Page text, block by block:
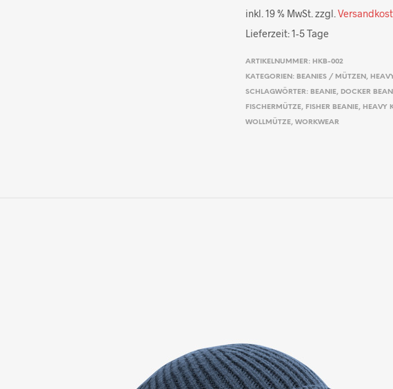
inkl. 19 % MwSt. zzgl.
Lieferzeit:1-5 Tage
ARTIKELNUMMER: HKB-002
KATEGORIEN: BEANIES / MÜTZEN ,
SCHLAGWÖRTER: BEANIE, DOCKER
FISCHERMÜTZE, FISHER BEANIE, HEAVY
WOLLMÜTZE, WORKWEAR